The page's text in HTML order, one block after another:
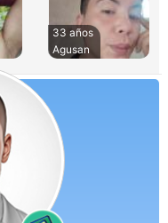
33 años
Agusan